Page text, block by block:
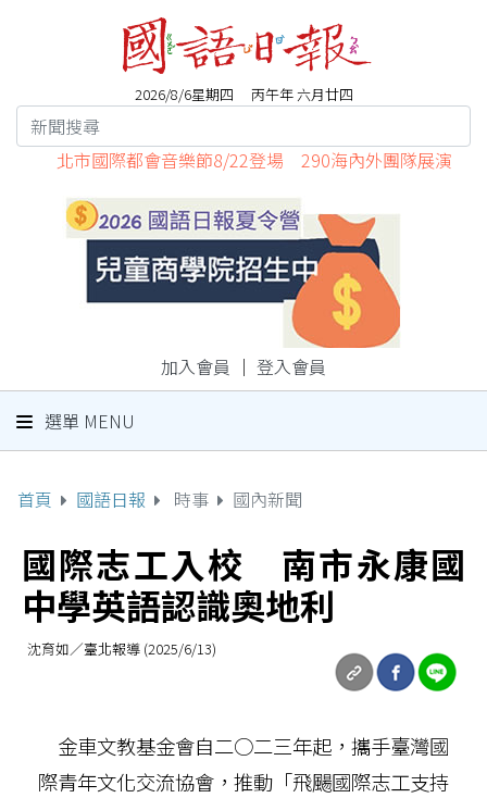
2026/8/6星期四 丙午年 六月廿四
北市國際都會音樂節8/22登場 290海內外團隊展演
加入會員 ｜ 登入會員
選單 MENU
首頁 國語日報 時事 國內新聞
國際志工入校 南市永康國
中學英語認識奧地利
沈育如／臺北報導 (2025/6/13)
金車文教基金會自二○二三年起，攜手臺灣國
際青年文化交流協會，推動「飛颺國際志工支持